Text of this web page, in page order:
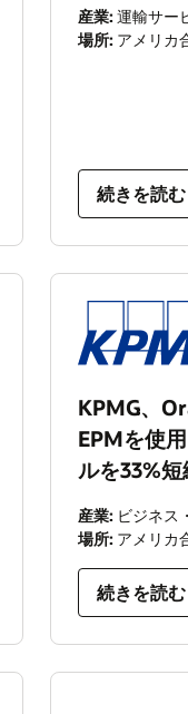
産業: 運輸サー
場所: アメリカ
続きを読む
KPMG、
EPMを使
ルを33%短
産業: ビジネス
場所: アメリカ
続きを読む